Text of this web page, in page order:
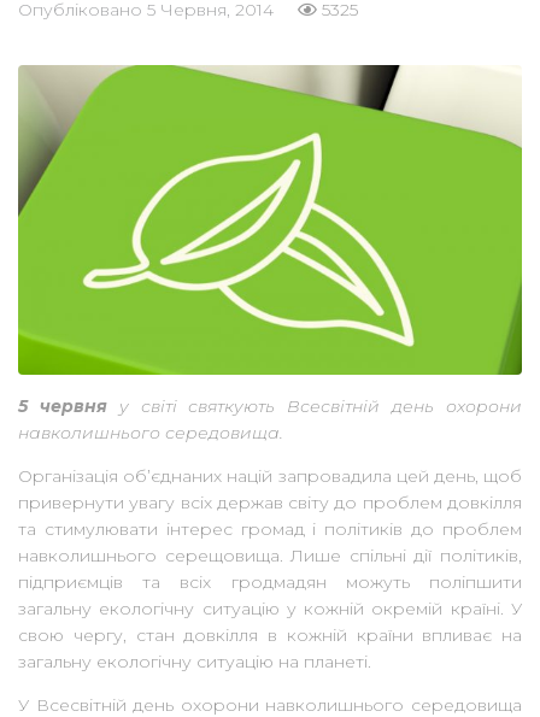
Опубліковано 5 Червня, 2014 5325
5 червняу світі святкують Всесвітній день охорони
навколишнього середовища.
Організація об’єднаних націй запровадила цей день, щоб
привернути увагу всіх держав світу до проблем довкілля
та стимулювати інтерес громад і політиків до проблем
навколишнього серещовища. Лише спільні дії політиків,
підприємців та всіх гродмадян можуть поліпшити
загальну екологічну ситуацію у кожній окремій країні. У
свою чергу, стан довкілля в кожній країни впливає на
загальну екологічну ситуацію на планеті.
У Всесвітній день охорони навколишнього середовища